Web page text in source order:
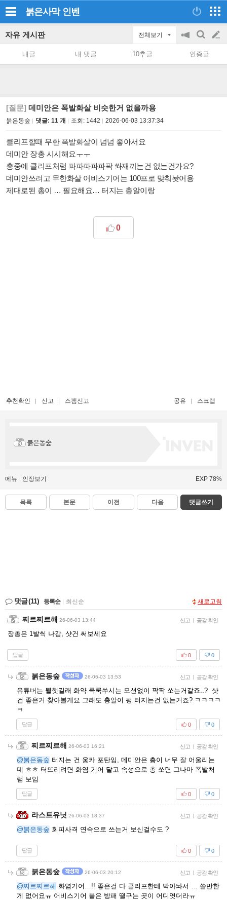
붉은사막 인벤
자유 게시판 전체보기
공
on/off
검
색
글
쓰
내글 내 댓글 10추글 인증글
[질문] 데미안은 폭발화살 비슷한거 없을까용
붉은동숲 댓글: 11 개 조회: 1442 2026-06-03 13:37:34
클리프할때 무한 폭발화살이 넘넘 좋아서요
데미안 장총 시시해요ㅜㅜ
총중에 클리프처럼 파파파파파팍 쏴재끼는건 없는건가요?
데미안쓰려고 무한화살 어비스기어는 100프로 맞춰놧어용
제대로된 총이 … 필요해요… 터지는 총알이랑
0
추천확인 신고 스팸신고 공유 스크랩
붉은동숲
메뉴 인장보기 EXP 78%
목록 본문 이전 다음 댓글쓰기
댓글(11) 등록순 최신순 새로고침
찌르찌르해 26-06-03 13:44 신고 | 공감 확인
장총은 1발씩 나감, 샷건 써보세요
답글 0
0
붉은동숲 26-06-03 13:53 신고 | 공감 확인
유튜버는 뭘햇길래 화약 쿡쿡쑤시는 모션없이 팍팍 쏘는거같죠..? 샷
건 좋은거 찾아볼게요 그래도 총알이 펑 터지는건 없는거죠? ㅋㅋㅋㅋ
ㅋ
답글 0
0
찌르찌르해 26-06-03 16:21 신고 | 공감 확인
@붉은동숲 터지는 건 웅카 포탄임, 데미안은 총이 너무 잘 어울리는
데 ㅎㅎ 터뜨리려면 화염 기어 달고 속성으로 총 쏘면 그나마 폭발처
럼 보임
답글 0
0
라스트유닛 26-06-03 18:37 신고 | 공감 확인
@붉은동숲 회피사격 연속으로 쓰는거 보신걸수도 ?
답글 0
0
붉은동숲 26-06-03 20:12 신고 | 공감 확인
@찌르찌르해 화염기어…!! 좋은걸 다 클리프한테 박아놔서 … 쓸만한
게 없어요ㅠ 어비스기어 붙은 방패 떨구는 곳이 어디엿더라ㅠ